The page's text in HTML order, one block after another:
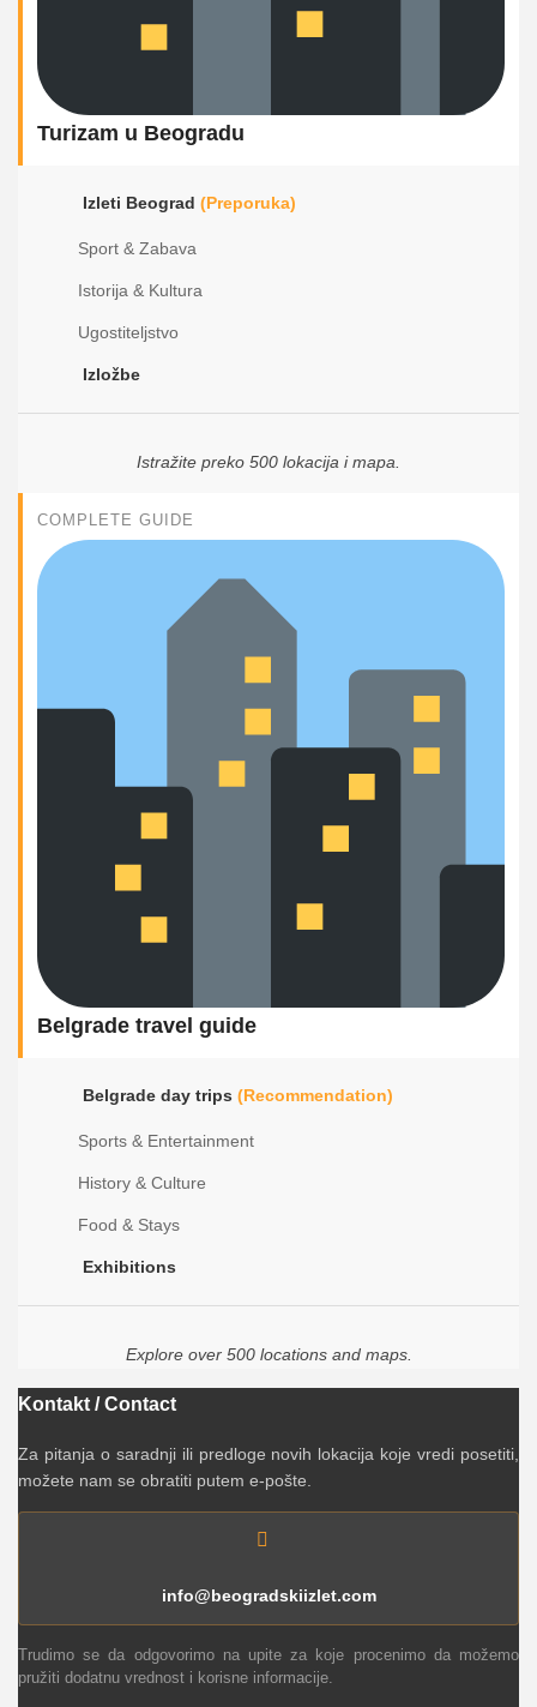
Turizam u Beogradu
Izleti Beograd (Preporuka)
Sport & Zabava
Istorija & Kultura
Ugostiteljstvo
Izložbe
Istražite preko 500 lokacija i mapa.
COMPLETE GUIDE
Belgrade travel guide
Belgrade day trips (Recommendation)
Sports & Entertainment
History & Culture
Food & Stays
Exhibitions
Explore over 500 locations and maps.
Kontakt / Contact
Za pitanja o saradnji ili predloge novih lokacija koje vredi posetiti,
možete nam se obratiti putem e-pošte.
info@beogradskiizlet.com
Trudimo se da odgovorimo na upite za koje procenimo da možemo
pružiti dodatnu vrednost i korisne informacije.